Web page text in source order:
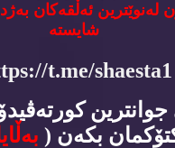
له‌نوێترین ئه‌ڵقه‌كان
شایسته‌
t.me/shaesta1
جوانترین
بكه‌ن (